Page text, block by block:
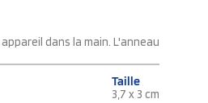
dans la main. L'anneau
Taille
3,7 x 3 cm